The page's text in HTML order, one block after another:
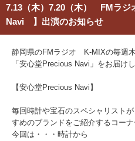
7.13（木）7.20（木） FMラ
Navi 】出演のお知らせ
静岡県のFMラジオ K-MIXの毎週
「安心堂Precious Navi」をお届け
【安心堂Precious Navi】
毎回時計や宝石のスペシャリスト
すめのブランドをご紹介するコーナ
今回は・・・時計から